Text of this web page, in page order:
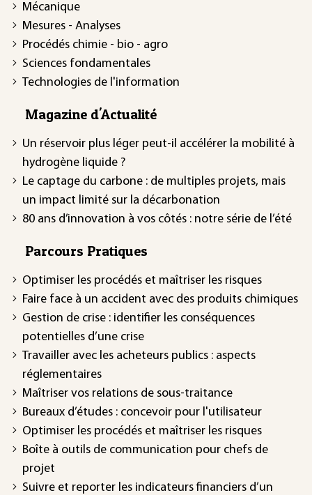
Mécanique
Mesures - Analyses
Procédés chimie - bio - agro
Sciences fondamentales
Technologies de l'information
Magazine d'Actualité
Un réservoir plus léger peut-il accélérer la mobilité à
hydrogène liquide ?
Le captage du carbone : de multiples projets, mais
un impact limité sur la décarbonation
80 ans d’innovation à vos côtés : notre série de l’été
Parcours Pratiques
Optimiser les procédés et maîtriser les risques
Faire face à un accident avec des produits chimiques
Gestion de crise : identifier les conséquences
potentielles d’une crise
Travailler avec les acheteurs publics : aspects
réglementaires
Maîtriser vos relations de sous-traitance
Bureaux d’études : concevoir pour l'utilisateur
Optimiser les procédés et maîtriser les risques
Boîte à outils de communication pour chefs de
projet
Suivre et reporter les indicateurs financiers d’un